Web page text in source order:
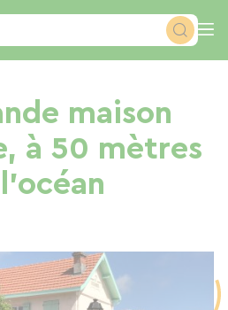
maison
à 50 mètres
cookies